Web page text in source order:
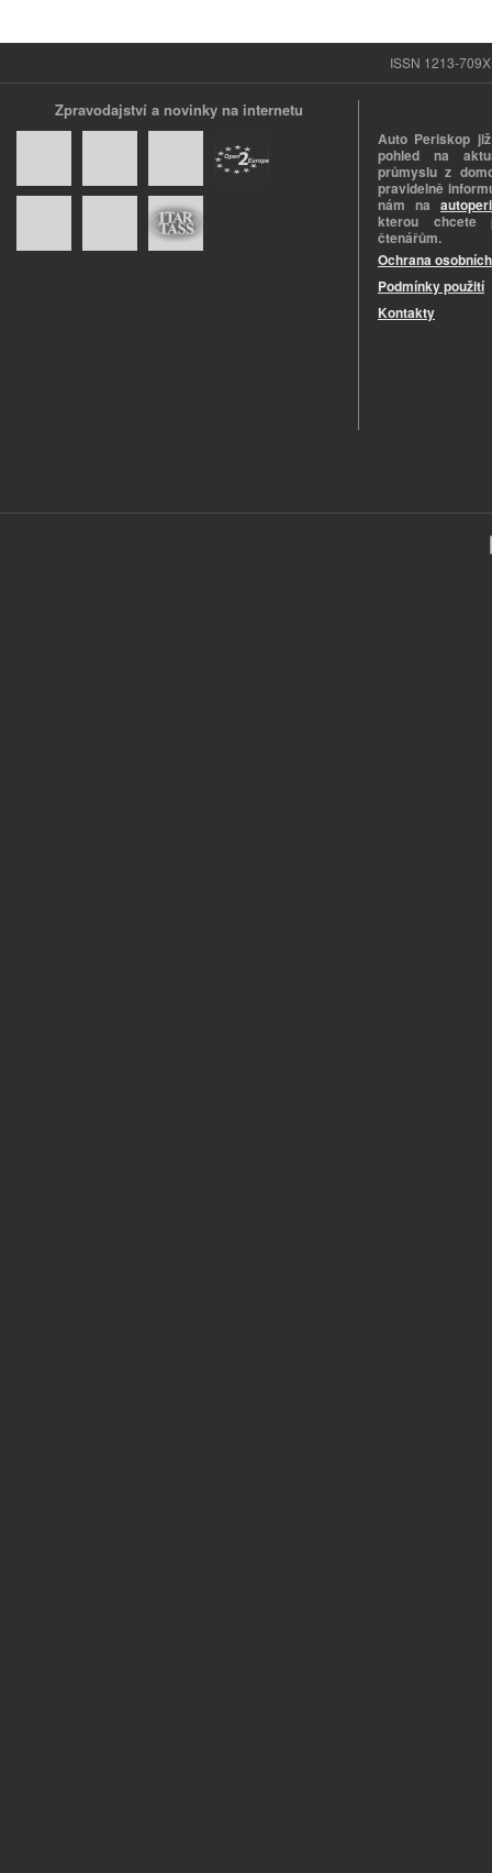
ISSN 1213-
Zpravodajství a novinky na internetu
Auto Periskop
pohled na
průmyslu z
pravidelně
nám na
kterou chcete
čtenářům.
Ochrana
Podmínky použití
Kontakty